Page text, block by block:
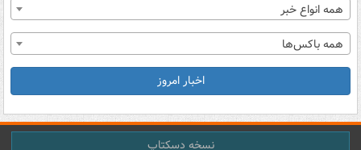
همه انواع خبر
همه باکس‌ها
اخبار امروز
نسخه دسکتاپ